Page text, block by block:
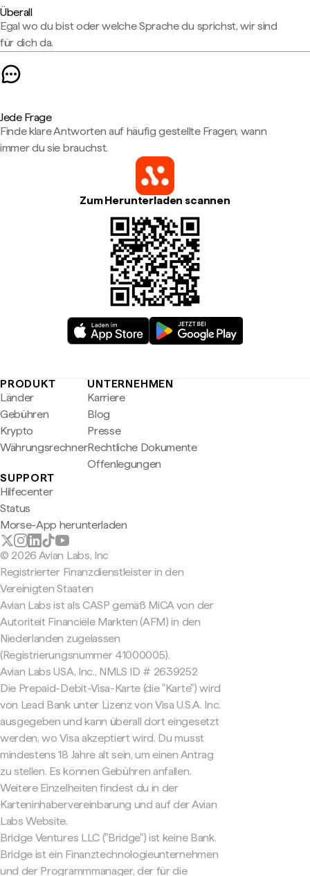
Überall
Egal wo du bist oder welche Sprache du sprichst, wir sind
für dich da.
Jede Frage
Finde klare Antworten auf häufig gestellte Fragen, wann
immer du sie brauchst.
Zum Herunterladen scannen
PRODUKT
Länder
Gebühren
Krypto
Währungsrechner
UNTERNEHMEN
Karriere
Blog
Presse
Rechtliche Dokumente
Offenlegungen
SUPPORT
Hilfecenter
Status
Morse-App herunterladen
© 2026 Avian Labs, Inc
Registrierter Finanzdienstleister in den
Vereinigten Staaten
Avian Labs ist als CASP gemäß MiCA von der
Autoriteit Financiële Markten (AFM) in den
Niederlanden zugelassen
(Registrierungsnummer 41000005).
Avian Labs USA, Inc., NMLS ID # 2639252
Die Prepaid-Debit-Visa-Karte (die "Karte") wird
von Lead Bank unter Lizenz von Visa U.S.A. Inc.
ausgegeben und kann überall dort eingesetzt
werden, wo Visa akzeptiert wird. Du musst
mindestens 18 Jahre alt sein, um einen Antrag
zu stellen. Es können Gebühren anfallen.
Weitere Einzelheiten findest du in der
Karteninhabervereinbarung und auf der Avian
Labs Website.
Bridge Ventures LLC ("Bridge") ist keine Bank.
Bridge ist ein Finanztechnologieunternehmen
und der Programmmanager, der für die